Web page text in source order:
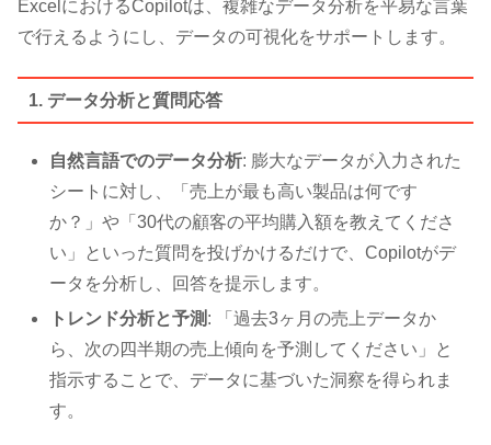
ExcelにおけるCopilotは、複雑なデータ分析を平易な言葉
で行えるようにし、データの可視化をサポートします。
1. データ分析と質問応答
自然言語でのデータ分析: 膨大なデータが入力された
シートに対し、「売上が最も高い製品は何です
か？」や「30代の顧客の平均購入額を教えてくださ
い」といった質問を投げかけるだけで、Copilotがデ
ータを分析し、回答を提示します。
トレンド分析と予測 : 「過去3ヶ月の売上データか
ら、次の四半期の売上傾向を予測してください」と
指示することで、データに基づいた洞察を得られま
す。